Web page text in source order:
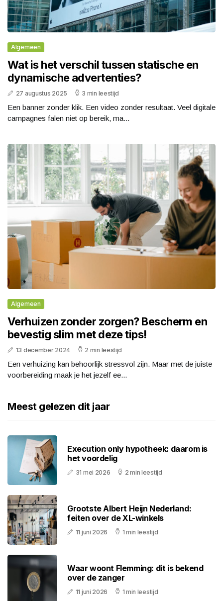
Algemeen
Wat is het verschil tussen statische en
dynamische advertenties?
27 augustus 2025 3 min leestijd
Een banner zonder klik. Een video zonder resultaat. Veel digitale
campagnes falen niet op bereik, ma...
Algemeen
Verhuizen zonder zorgen? Bescherm en
bevestig slim met deze tips!
13 december 2024 2 min leestijd
Een verhuizing kan behoorlijk stressvol zijn. Maar met de juiste
voorbereiding maak je het jezelf ee...
Meest gelezen dit jaar
Execution only hypotheek: daarom is
het voordelig
31 mei 2026 2 min leestijd
Grootste Albert Heijn Nederland:
feiten over de XL-winkels
11 juni 2026 1 min leestijd
Waar woont Flemming: dit is bekend
over de zanger
11 juni 2026 1 min leestijd